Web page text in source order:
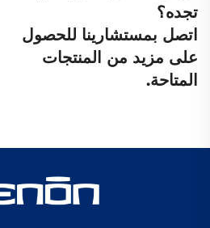
تجده؟
اتصل بمستشارينا للحصول
على مزيد من المنتجات
المتاحة.